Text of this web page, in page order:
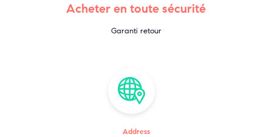
Acheter en toute sécurité
Garanti retour
Address